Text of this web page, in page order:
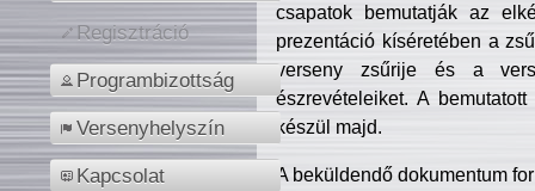
Regisztráció
Programbizottság
Versenyhelyszín
Kapcsolat
csapatok bemutatják az
prezentáció kíséretében a
verseny zsűrije és a
észrevételeiket. A
készül majd.
A beküldendő dokumentum